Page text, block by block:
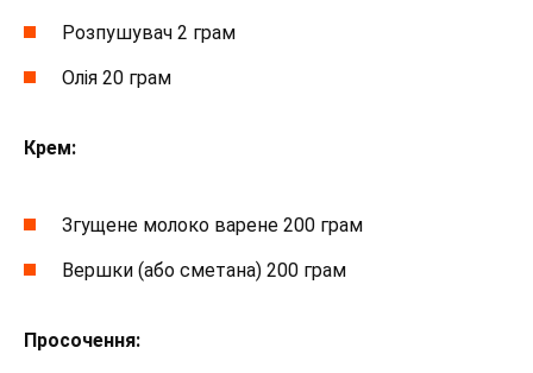
Розпушувач 2 грам
Олія 20 грам
Крем:
Згущене молоко варене 200 грам
Вершки (або сметана) 200 грам
Просочення: